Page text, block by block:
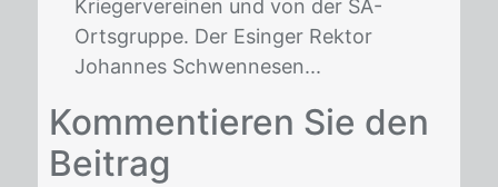
Kriegervereinen und von der SA-
Ortsgruppe. Der Esinger Rektor
Johannes Schwennesen...
Kom­men­tie­ren Sie den
Bei­trag